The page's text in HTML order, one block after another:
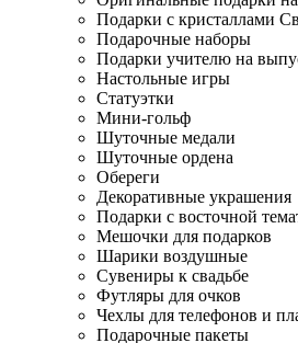
Подарки с кристаллами
Подарочные наборы
Подарки учителю на
Настольные игры
Статуэтки
Мини-гольф
Шуточные медали
Шуточные ордена
Обереги
Декоративные украшения
Подарки с восточной
Мешочки для подарков
Шарики воздушные
Сувениры к свадьбе
Футляры для очков
Чехлы для телефонов и
Подарочные пакеты